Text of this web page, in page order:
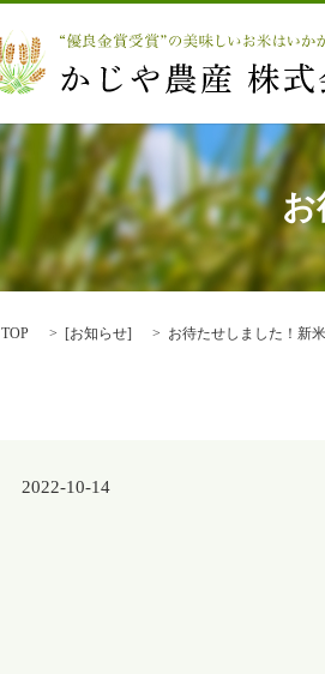
TOP [お知らせ] お待たせしました！新
2022-10-14